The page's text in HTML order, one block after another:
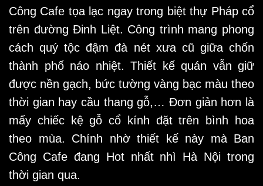
Công Cafe tọa lạc ngay trong biệt thự Pháp cổ
trên đường Đinh Liệt. Công trình mang phong
cách quý tộc đậm đà nét xưa cũ giữa chốn
thành phố náo nhiệt. Thiết kế quán vẫn giữ
được nền gạch, bức tường vàng bạc màu theo
thời gian hay cầu thang gỗ,… Đơn giản hơn là
mấy chiếc kệ gỗ cổ kính đặt trên bình hoa
theo mùa. Chính nhờ thiết kế này mà Ban
Công Cafe đang Hot nhất nhì Hà Nội trong
thời gian qua.